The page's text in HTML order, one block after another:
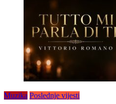
Muzika Poslednje vijesti